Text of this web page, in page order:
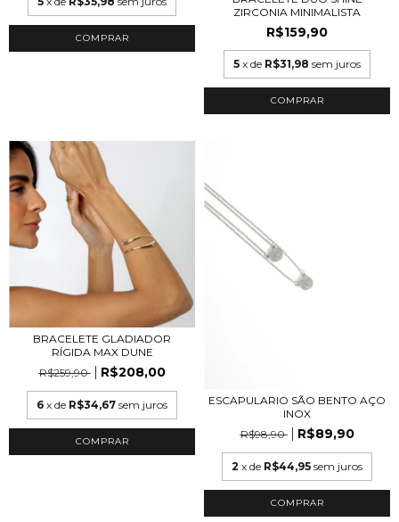
COMPRAR
ZIRCONIA MINIMALISTA
R$159,90
5 x de R$31,98 sem juros
COMPRAR
BRACELETE GLADIADOR
RÍGIDA MAX DUNE
R$259,90
R$208,00
6 x de R$34,67 sem juros
COMPRAR
ESCAPULARIO SÃO BENTO AÇO
INOX
R$98,90
R$89,90
2 x de R$44,95 sem juros